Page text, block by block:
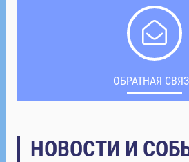
ОБРАТНАЯ
НОВОСТИ И